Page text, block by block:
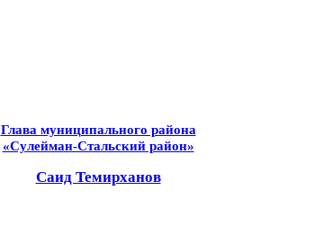
Глава муниципального района
«Сулейман-Стальский район»
Саид Темирханов